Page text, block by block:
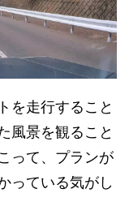
を走行すること
風景を観ること
って、プランが
っている気がし